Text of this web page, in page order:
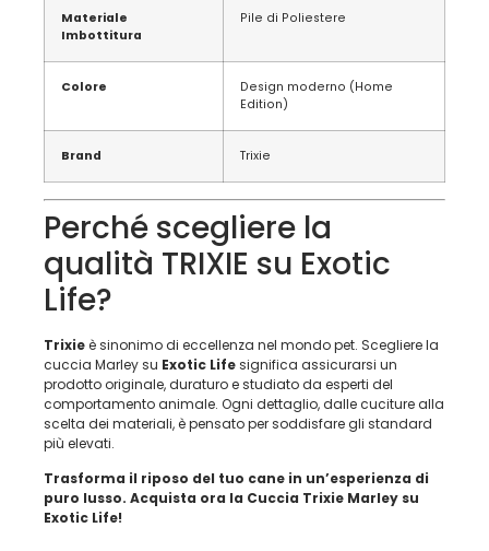
Materiale
Imbottitura
Pile di Poliestere
Colore
Design moderno (Home
Edition)
Brand Trixie
Perché scegliere la
qualità TRIXIE su Exotic
Life?
Trixieè sinonimo di eccellenza nel mondo pet. Scegliere la
cuccia Marley su Exotic Lifesignifica assicurarsi un
prodotto originale, duraturo e studiato da esperti del
comportamento animale. Ogni dettaglio, dalle cuciture alla
scelta dei materiali, è pensato per soddisfare gli standard
più elevati.
Trasforma il riposo del tuo cane in un’esperienza di
puro lusso. Acquista ora la Cuccia Trixie Marley su
Exotic Life!